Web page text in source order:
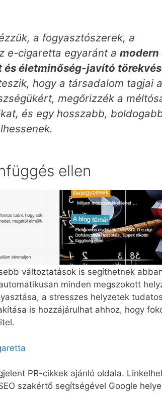
a fogyasztószerek, a
e-cigaretta egyaránt a modern
és életminőség-javító
hogy a társadalom tagjai
megőrizzék a
és egy hosszabb,
ellen
változtatások is segíthetnek
minden megszokott
a stresszes helyzetek
is hozzájárulhat ahhoz, hogy
PR-cikkek ajánló oldala.
szakértő segítségével Google